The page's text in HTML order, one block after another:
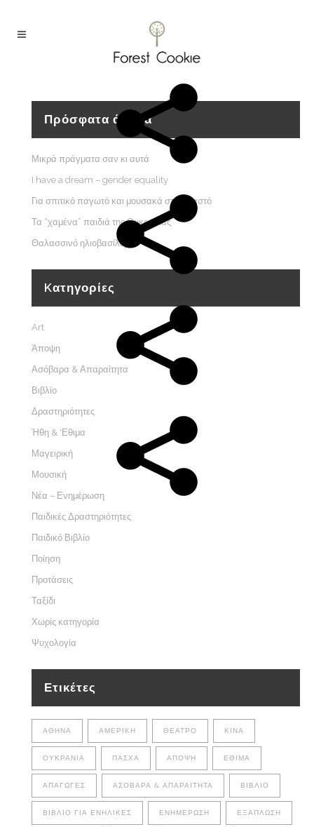
Πρόσφατα άρθρα
Μικρά πράγματα σαν κι αυτά
I have a dream – gender equality
Για σπιτικό παγωτό και μουσακά στον Καστό
Τα “χαμένα” παιδιά της Ουκρανίας
Θαλασσινό ηλιοβασίλεμα
Kατηγορίες
Art
Άποψη
Ασόβαρα & Απαραίτητα
Βιβλίο
Δραστηριότητες
Ήθη & 'Εθιμα
Μαγειρική
Μουσική
Νέα – Ενημέρωση
Παιδικές Δραστηριότητες
Παιδικό Βιβλίο
Ποίηση
Προτάσεις
Ταξίδι
Χωρίς κατηγορία
Ψυχολογία
Ετικέτες
ΑΘΉΝΑ ΑΜΕΡΙΚΉ ΘΈΑΤΡΟ ΚΊΝΑ
ΟΥΚΡΑΝΊΑ ΠΆΣΧΑ ΆΠΟΨΗ ΈΘΙΜΑ
ΑΠΑΓΩΓΈΣ ΑΣΌΒΑΡΑ & ΑΠΑΡΑΊΤΗΤΑ ΒΙΒΛΊΟ
ΒΙΒΛΊΟ ΓΙΑ ΕΝΉΛΙΚΕΣ ΕΝΗΜΈΡΩΣΗ ΕΞΆΠΛΩΣΗ